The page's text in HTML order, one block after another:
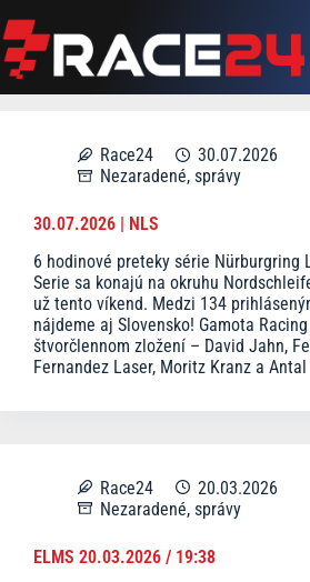
to
content
Race24
30.07.2026
Nezaradené, správy
30.07.2026 | NLS
6 hodinové preteky série Nürburgring
Serie sa konajú na okruhu
už tento víkend. Medzi 134
nájdeme aj Slovensko! Gamota
štvorčlennom zložení – David Jahn,
Fernandez Laser, Moritz Kranz a
Race24
20.03.2026
Nezaradené, správy
ELMS 20.03.2026 / 19:38